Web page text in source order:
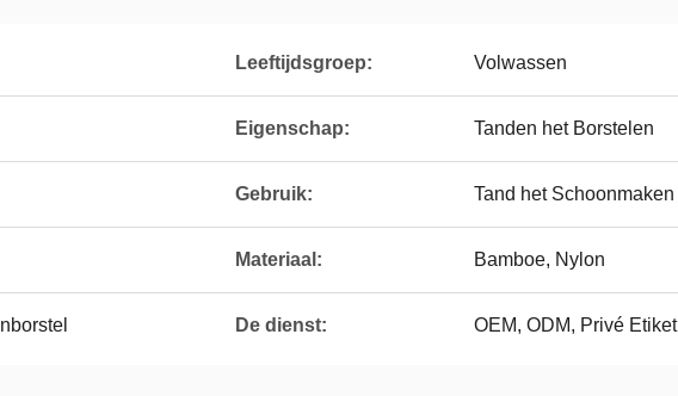
Leeftijdsgroep: Volwassen
Eigenschap: Tanden het Borstelen
Gebruik: Tand het Schoonmaken
Materiaal: Bamboe, Nylon
De dienst: OEM, ODM, Privé Etiket